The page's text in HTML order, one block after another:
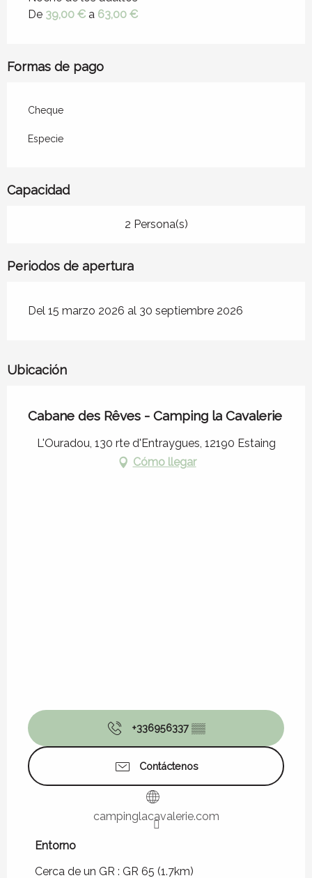
De 39,00 € a 63,00 €
Formas de pago
Cheque
Especie
Capacidad
2 Persona(s)
Periodos de apertura
Del 15 marzo 2026 al 30 septiembre 2026
Ubicación
Cabane des Rêves - Camping la Cavalerie
L'Ouradou, 130 rte d'Entraygues, 12190 Estaing
Cómo llegar
+336956337 ▒▒
Contáctenos
campinglacavalerie.com
Entorno
Entorno
Cerca de un GR : GR 65 (1.7km)